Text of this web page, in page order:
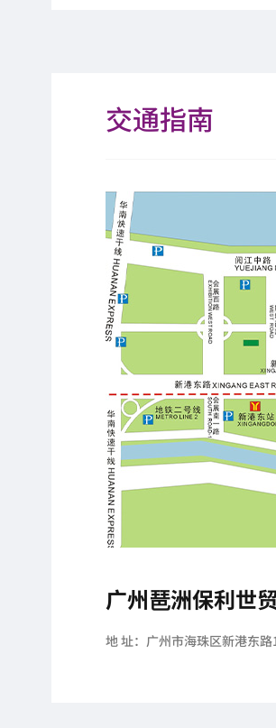
交通指南
广州琶洲保利世
地 址：广州市海珠区新港东